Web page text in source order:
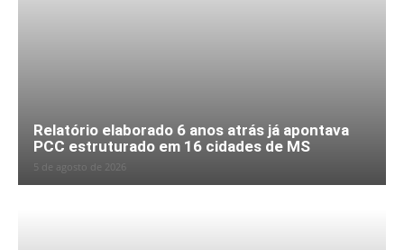
Relatório elaborado 6 anos atrás já apontava
PCC estruturado em 16 cidades de MS
5 de agosto de 2026